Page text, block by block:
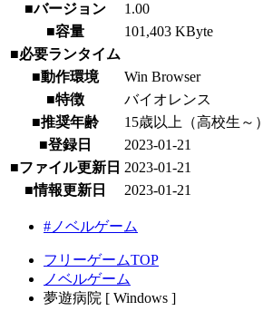
■バージョン
1.00
■容量
101,403 KByte
■必要ランタイム
■動作環境
Win Browser
■特徴
バイオレンス
■推奨年齢
15歳以上（高校生～）
■登録日
2023-01-21
■ファイル更新日 2023-01-21
■情報更新日
2023-01-21
#ノベルゲーム
フリーゲームTOP
ノベルゲーム
夢遊病院 [ Windows ]